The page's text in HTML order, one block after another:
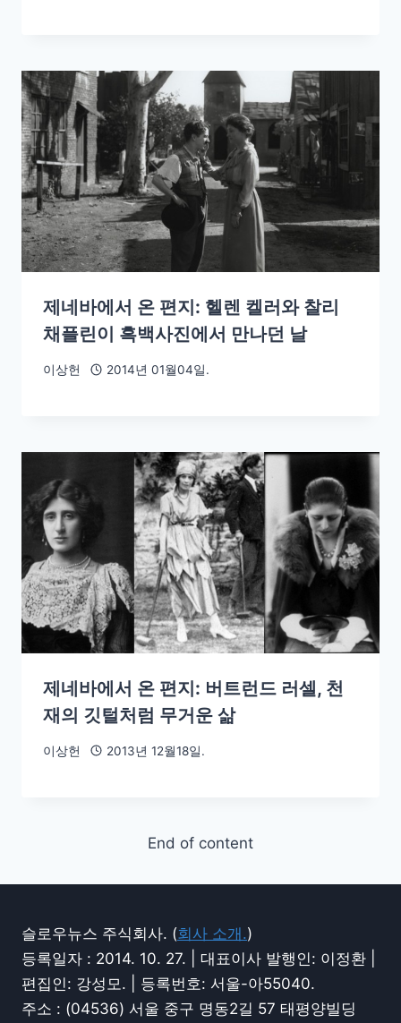
제네바에서 온 편지: 헬렌 켈러와 찰리
채플린이 흑백사진에서 만나던 날
이상헌 2014년 01월04일.
제네바에서 온 편지: 버트런드 러셀, 천
재의 깃털처럼 무거운 삶
이상헌 2013년 12월18일.
End of content
슬로우뉴스 주식회사. (회사 소개.)
등록일자 : 2014. 10. 27. | 대표이사 발행인: 이정환 |
편집인: 강성모. | 등록번호: 서울-아55040.
주소 : (04536) 서울 중구 명동2길 57 태평양빌딩